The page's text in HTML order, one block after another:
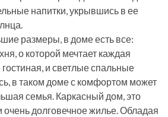
напитки, укрывшись в ее
размеры, в доме есть все:
о которой мечтает каждая
и светлые спальные
в таком доме с комфортом может
семья. Каркасный дом, это
долговечное жилье. Обладая